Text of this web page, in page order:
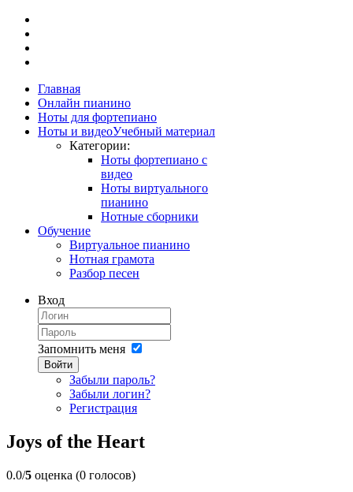
Главная
Онлайн пианино
Ноты для фортепиано
Ноты и видеоУчебный материал
Категории:
Ноты фортепиано с
видео
Ноты виртуального
пианино
Нотные сборники
Обучение
Виртуальное пианино
Нотная грамота
Разбор песен
Вход
Запомнить меня
Войти
Забыли пароль?
Забыли логин?
Регистрация
Joys of the Heart
0.0/5 оценка (0 голосов)